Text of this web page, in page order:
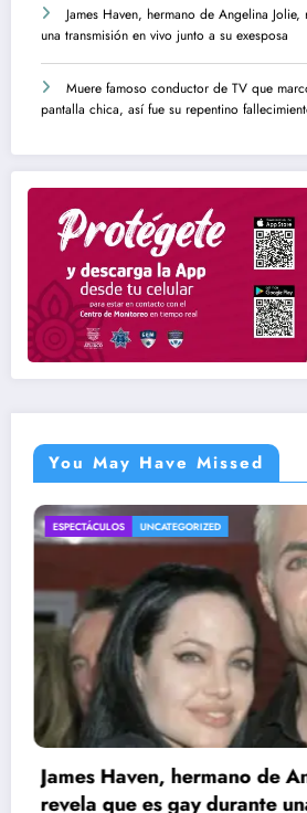
James Haven, hermano de Angelina
una transmisión en vivo junto a su exesposa
Muere famoso conductor de TV que
pantalla chica, así fue su repentino
You May Have Missed
de Angelina Jolie,
una transmisión en